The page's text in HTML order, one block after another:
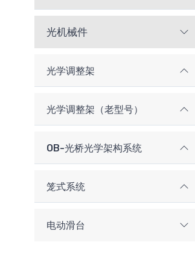
光机械件
光学调整架
光学调整架（老型号）
OB-光桥光学架构系统
笼式系统
电动滑台